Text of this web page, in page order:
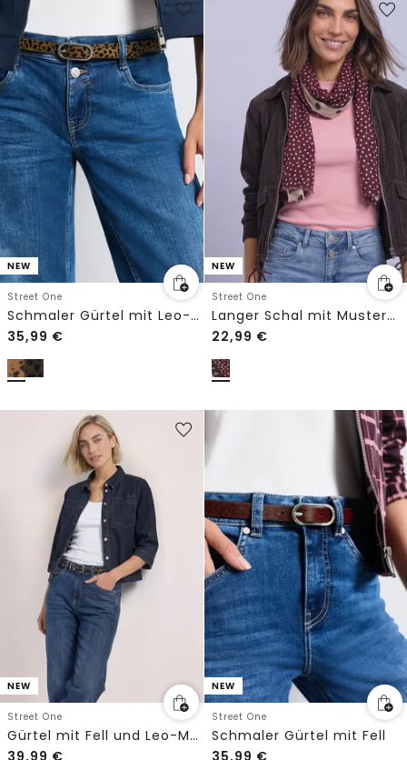
NEW
Street One
Schmaler Gürtel mit Leo-Muster
35,99 €
NEW
Street One
Langer Schal mit Mustermix
22,99 €
NEW
Street One
Gürtel mit Fell und Leo-Muster
39,99 €
NEW
Street One
Schmaler Gürtel mit Fell
35,99 €